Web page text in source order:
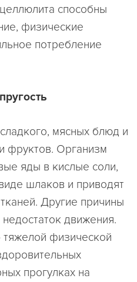
способны
физические
потребление
мясных блюд и
фруктов. Организм
яды в кислые соли,
шлаков и приводят
Другие причины
движения.
физической
прогулках на